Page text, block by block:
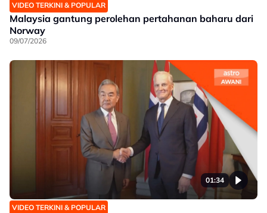
VIDEO TERKINI & POPULAR
Malaysia gantung perolehan pertahanan baharu dari
Norway
09/07/2026
01:34
VIDEO TERKINI & POPULAR